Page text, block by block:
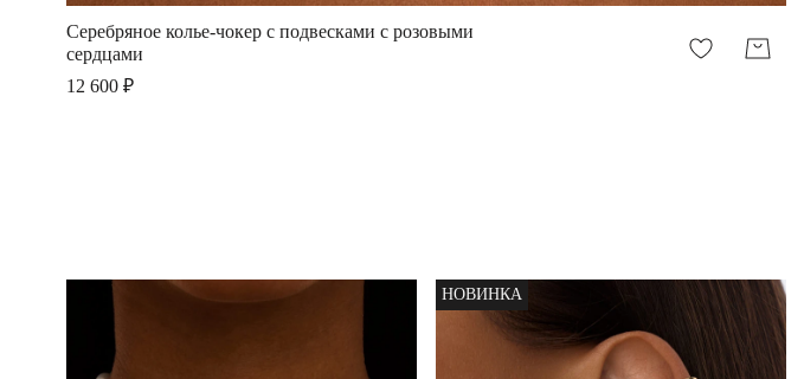
Серебряное колье-чокер с подвесками с розовыми
сердцами
12 600 ₽
НОВИНКА